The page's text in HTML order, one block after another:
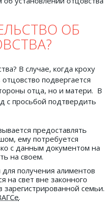
ОБ
В случае, когда кроху
подвергается
отца, но и матери. В
с просьбой подтвердить
предоставлять
ему потребуется
с данным документом на
на своем.
получения алиментов
на свет вне законного
семьи.
.